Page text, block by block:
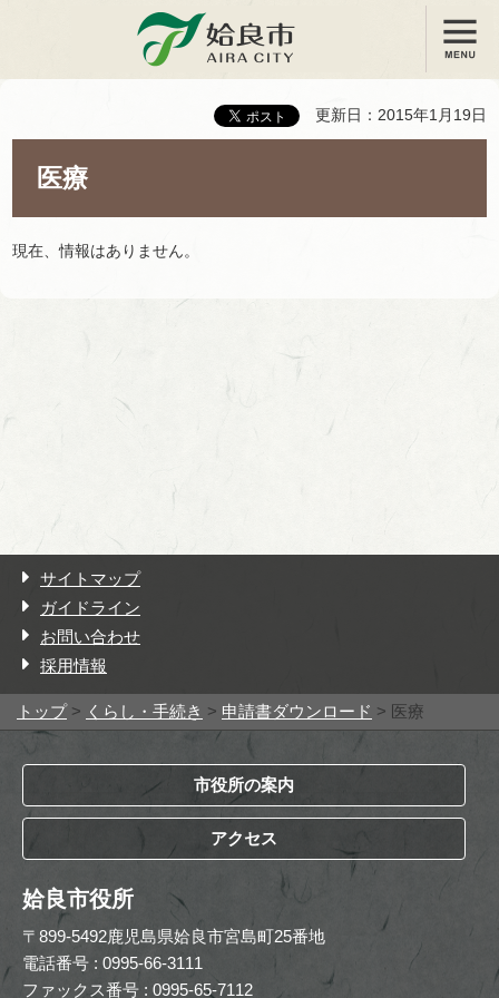
姶良市 メニュー
更新日：2015年1月19日
医療
現在、情報はありません。
サイトマップ
ガイドライン
お問い合わせ
採用情報
トップ> くらし・手続き > 申請書ダウンロード > 医療
市役所の案内
アクセス
姶良市役所
〒899-5492鹿児島県姶良市宮島町25番地
電話番号 : 0995-66-3111
ファックス番号 : 0995-65-7112